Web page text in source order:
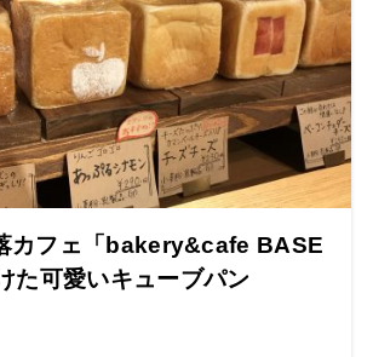
カフェ「bakery&cafe BASE
た可愛いキューブパン